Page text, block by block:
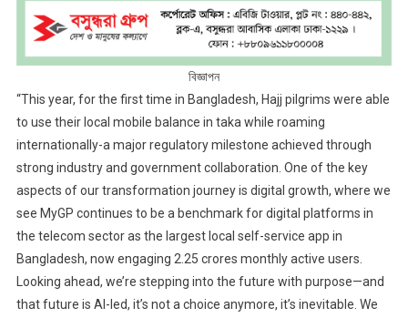
বিজ্ঞাপন
“This year, for the first time in Bangladesh, Hajj pilgrims were able
to use their local mobile balance in taka while roaming
internationally-a major regulatory milestone achieved through
strong industry and government collaboration. One of the key
aspects of our transformation journey is digital growth, where we
see MyGP continues to be a benchmark for digital platforms in
the telecom sector as the largest local self-service app in
Bangladesh, now engaging 2.25 crores monthly active users.
Looking ahead, we’re stepping into the future with purpose—and
that future is AI-led, it’s not a choice anymore, it’s inevitable. We